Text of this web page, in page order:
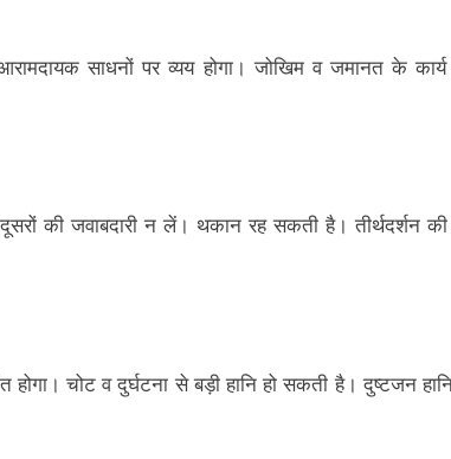
साधनों पर व्यय होगा। जोखिम व जमानत के
की जवाबदारी न लें। थकान रह सकती है। तीर्थदर्शन
चोट व दुर्घटना से बड़ी हानि हो सकती है। दुष्टजन